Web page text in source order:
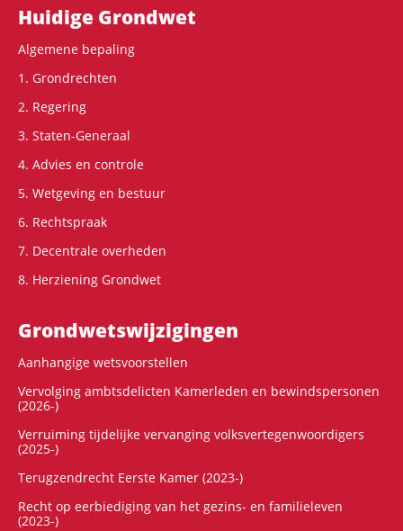
Hoofdnavigatie
Huidige Grondwet
Algemene bepaling
1. Grondrechten
2. Regering
3. Staten-Generaal
4. Advies en controle
5. Wetgeving en bestuur
6. Rechtspraak
7. Decentrale overheden
8. Herziening Grondwet
Grondwets­wijzigingen
Aanhangige wetsvoorstellen
Vervolging ambtsdelicten Kamerleden en bewindspersonen
(2026-)
Verruiming tijdelijke vervanging volksvertegenwoordigers
(2025-)
Terugzendrecht Eerste Kamer (2023-)
Recht op eerbiediging van het gezins- en familieleven
(2023-)